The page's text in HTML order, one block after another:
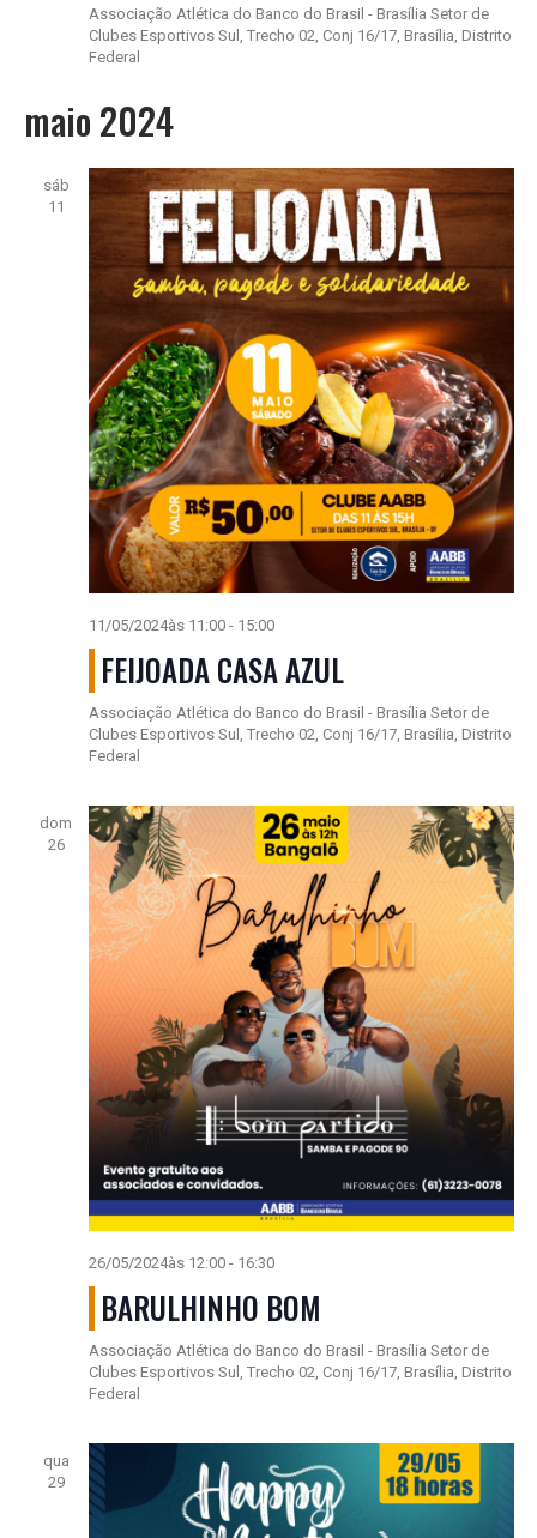
Associação Atlética do Banco do Brasil - Brasília Setor de
Clubes Esportivos Sul, Trecho 02, Conj 16/17, Brasília, Distrito
Federal
maio 2024
sáb
11
11/05/2024às 11:00- 15:00
FEIJOADA CASA AZUL
Associação Atlética do Banco do Brasil - Brasília Setor de
Clubes Esportivos Sul, Trecho 02, Conj 16/17, Brasília, Distrito
Federal
dom
26
26/05/2024às 12:00- 16:30
BARULHINHO BOM
Associação Atlética do Banco do Brasil - Brasília Setor de
Clubes Esportivos Sul, Trecho 02, Conj 16/17, Brasília, Distrito
Federal
qua
29